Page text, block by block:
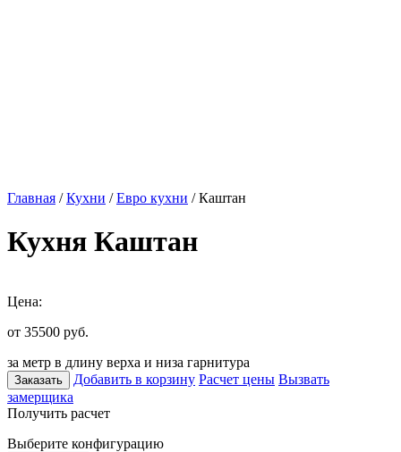
Главная /Кухни /Евро кухни / Каштан
Кухня Каштан
Цена:
от 35500 руб.
за метр в длину верха и низа гарнитура
Заказать Добавить в корзину Расчет цены Вызвать
замерщика
Получить расчет
Выберите конфигурацию